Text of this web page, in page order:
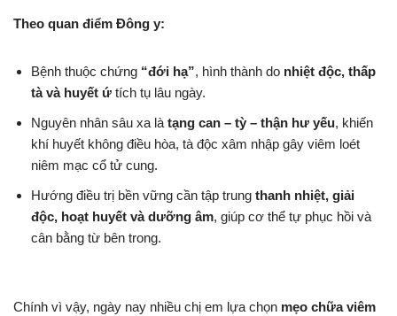
Theo quan điểm Đông y:
Bệnh thuộc chứng “đới hạ”, hình thành do nhiệt độc, thấp
tà và huyết ứ tích tụ lâu ngày.
Nguyên nhân sâu xa là tạng can – tỳ – thận hư yếu, khiến
khí huyết không điều hòa, tà độc xâm nhập gây viêm loét
niêm mạc cổ tử cung.
Hướng điều trị bền vững cần tập trung thanh nhiệt, giải
độc, hoạt huyết và dưỡng âm, giúp cơ thể tự phục hồi và
cân bằng từ bên trong.
Chính vì vậy, ngày nay nhiều chị em lựa chọn mẹo chữa viêm